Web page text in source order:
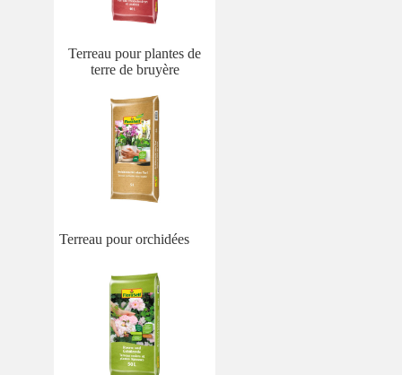
Terreau pour plantes de
terre de bruyère
Terreau pour orchidées